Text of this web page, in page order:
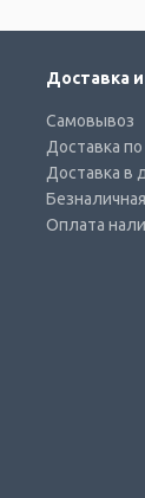
Доставка
Самовывоз
Доставка
Доставка в
Оплата